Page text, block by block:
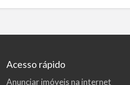
Acesso rápido
Anunciar imóveis na internet